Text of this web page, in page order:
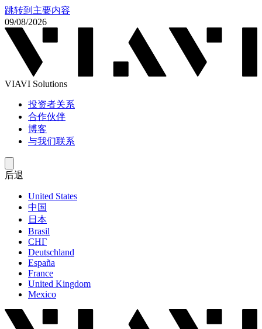
跳转到主要内容
09/08/2026
VIAVI Solutions
投资者关系
合作伙伴
博客
与我们联系
后退
United States
中国
日本
Brasil
СНГ
Deutschland
España
France
United Kingdom
Mexico